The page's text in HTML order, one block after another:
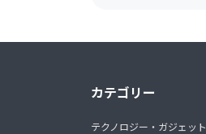
カテゴリー
テクノロジー・ガジェット